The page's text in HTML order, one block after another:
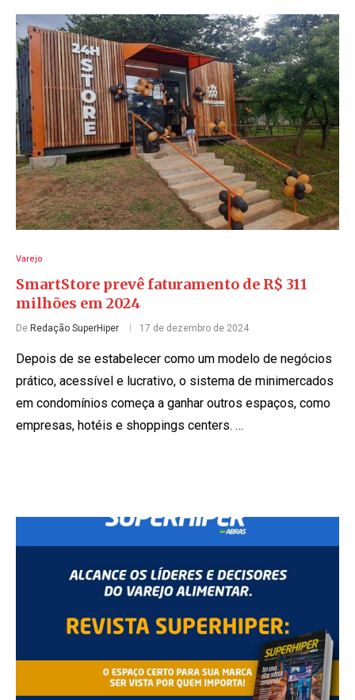
Varejo
SmartStore prevê faturamento de R$ 311
milhões em 2024
De Redação SuperHiper 17 de dezembro de 2024
Depois de se estabelecer como um modelo de negócios
prático, acessível e lucrativo, o sistema de minimercados
em condomínios começa a ganhar outros espaços, como
empresas, hotéis e shoppings centers. …